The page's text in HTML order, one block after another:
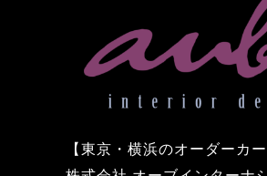
【東京・横浜のオーダーカ